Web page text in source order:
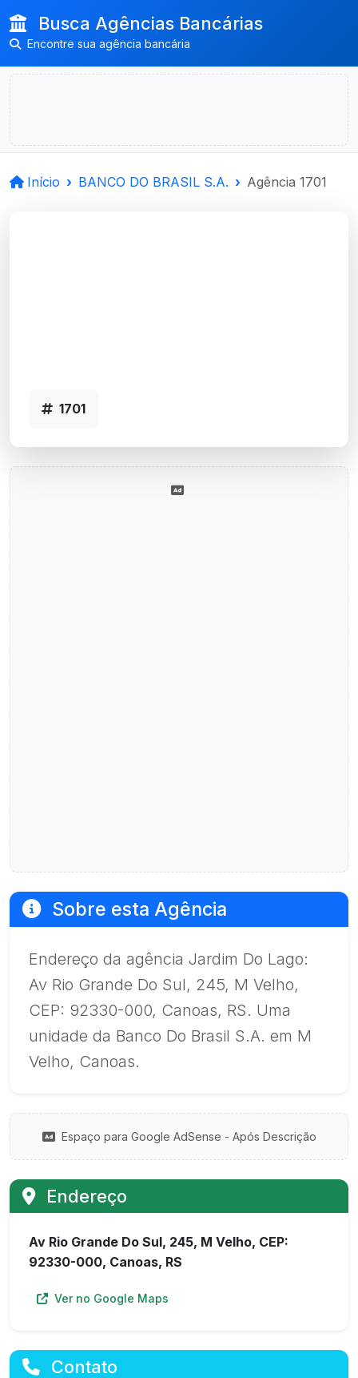
Busca Agências Bancárias
Encontre sua agência bancária
Início BANCO DO BRASIL S.A. Agência 1701
1701
Sobre esta Agência
Endereço da agência Jardim Do Lago:
Av Rio Grande Do Sul, 245, M Velho,
CEP: 92330-000, Canoas, RS. Uma
unidade da Banco Do Brasil S.A. em M
Velho, Canoas.
Espaço para Google AdSense - Após Descrição
Endereço
Av Rio Grande Do Sul, 245, M Velho, CEP:
92330-000, Canoas, RS
Ver no Google Maps
Contato